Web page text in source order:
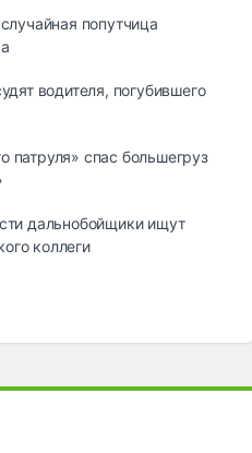
попутчица
водителя, погубившего
патруля» спас большегруз
дальнобойщики ищут
коллеги